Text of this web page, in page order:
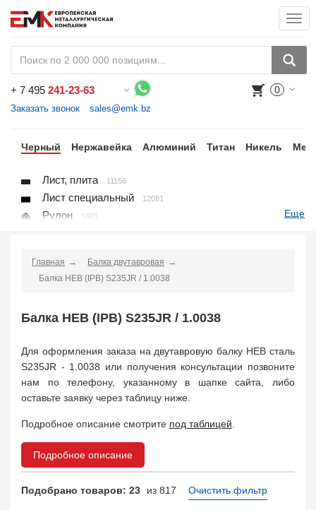
+ 7 495 241-23-63
Заказать звонок sales@emk.bz
0
Черный Нержавейка Алюминий Титан Никель
Лист, плита 11156
Лист специальный 12081
Рулон 1403
Полоса 10866
Шестигранник
Арматура 10
Балка двутавровая 817
Балка тавровая
Полособульб 54
Рельсы
Рельсовый крепеж 776
Еще
Главная
Балка двутавровая
Балка HEB (IPB) S235JR / 1.0038
Балка HEB (IPB) S235JR / 1.0038
Для оформления заказа на двутавровую балку HEB сталь
S235JR - 1.0038 или получения консультации позвоните
нам по телефону, указанному в шапке сайта, либо
оставьте заявку через таблицу ниже.
Подробное описание смотрите под таблицей
Подробное описание
Подобрано товаров: 23 из 817 Очистить фильтр